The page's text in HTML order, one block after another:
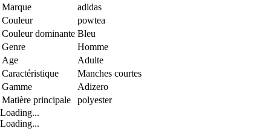
Marque
adidas
Couleur
powtea
Couleur dominante Bleu
Genre
Homme
Age
Adulte
Caractéristique
Manches courtes
Gamme
Adizero
Matière principale
polyester
Loading...
Loading...